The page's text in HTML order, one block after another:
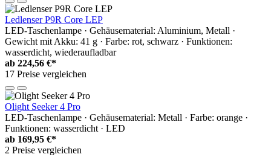
Ledlenser P9R Core LEP
LED-Taschenlampe · Gehäusematerial: Aluminium, Metall ·
Gewicht mit Akku: 41 g · Farbe: rot, schwarz · Funktionen:
wasserdicht, wiederaufladbar
ab 224,56 €*
17 Preise vergleichen
Olight Seeker 4 Pro
LED-Taschenlampe · Gehäusematerial: Metall · Farbe: orange ·
Funktionen: wasserdicht · LED
ab 169,95 €*
2 Preise vergleichen